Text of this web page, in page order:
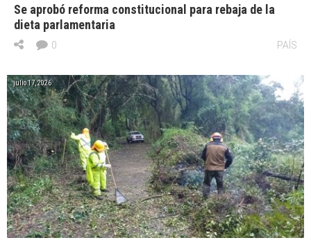
Se aprobó reforma constitucional para rebaja de la
dieta parlamentaria
PAÍS
0
julio 17, 2026